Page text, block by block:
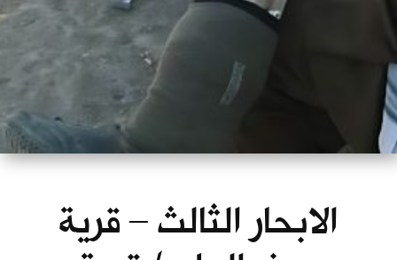
الابحار الثالث – قرية